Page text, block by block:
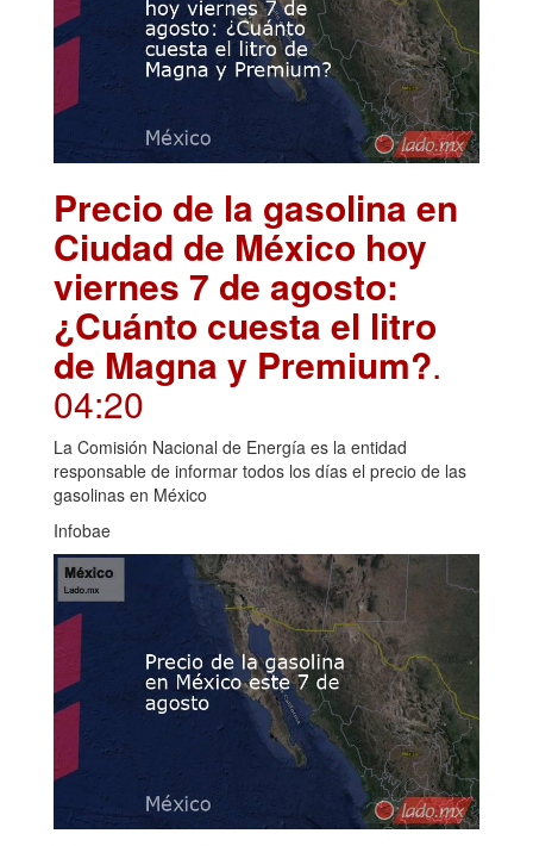
Precio de la gasolina en
Ciudad de México hoy
viernes 7 de agosto:
¿Cuánto cuesta el litro
de Magna y Premium?.
04:20
La Comisión Nacional de Energía es la entidad
responsable de informar todos los días el precio de las
gasolinas en México
Infobae